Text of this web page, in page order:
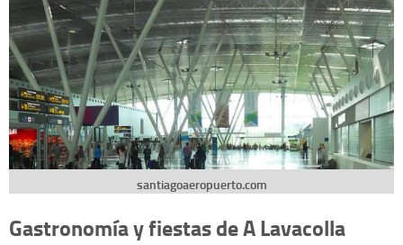
santiagoaeropuerto.com
Gastronomía y fiestas de A Lavacolla